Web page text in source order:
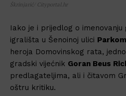
Škrinjarić/ Cityportal.hr
Iako je i prijedlog o
igrališta u Šenoinoj ulici
heroja Domovinskog rata,
gradski vijećnik Goran Beus
predlagateljima, ali i čitavom
oštru kritiku.